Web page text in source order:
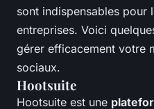
sont indispensables pour
entreprises. Voici
gérer efficacement votre
sociaux.
Hootsuite
Hootsuite est une